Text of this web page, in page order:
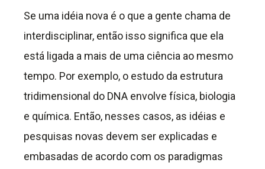
Se uma idéia nova é o que a gente chama de
interdisciplinar, então isso significa que ela
está ligada a mais de uma ciência ao mesmo
tempo. Por exemplo, o estudo da estrutura
tridimensional do DNA envolve física, biologia
e química. Então, nesses casos, as idéias e
pesquisas novas devem ser explicadas e
embasadas de acordo com os paradigmas